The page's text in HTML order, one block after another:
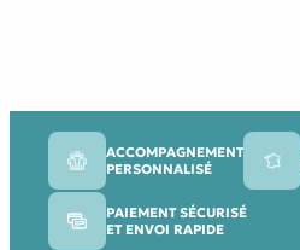
ACCOMPAGNEMENT
PERSONNALISÉ
PAIEMENT SÉCURISÉ
ET ENVOI RAPIDE